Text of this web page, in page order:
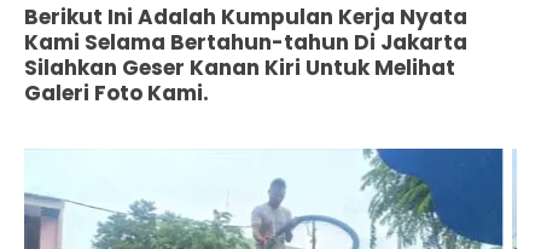
Berikut Ini Adalah Kumpulan Kerja Nyata
Kami Selama Bertahun-tahun Di Jakarta
Silahkan Geser Kanan Kiri Untuk Melihat
Galeri Foto Kami.